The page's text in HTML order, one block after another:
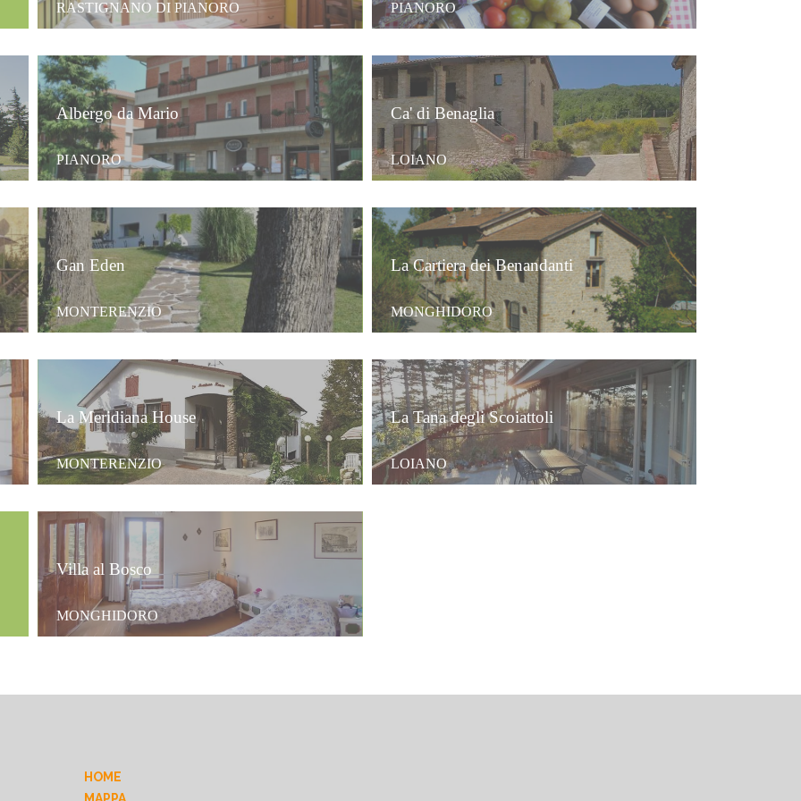
RASTIGNANO DI PIANORO PIANORO
Albergo da Mario
PIANORO
Ca' di Benaglia
LOIANO
Gan Eden
MONTERENZIO
La Cartiera dei Benandanti
MONGHIDORO
La Meridiana House
MONTERENZIO
La Tana degli Scoiattoli
LOIANO
Villa al Bosco
MONGHIDORO
HOME
MAPPA